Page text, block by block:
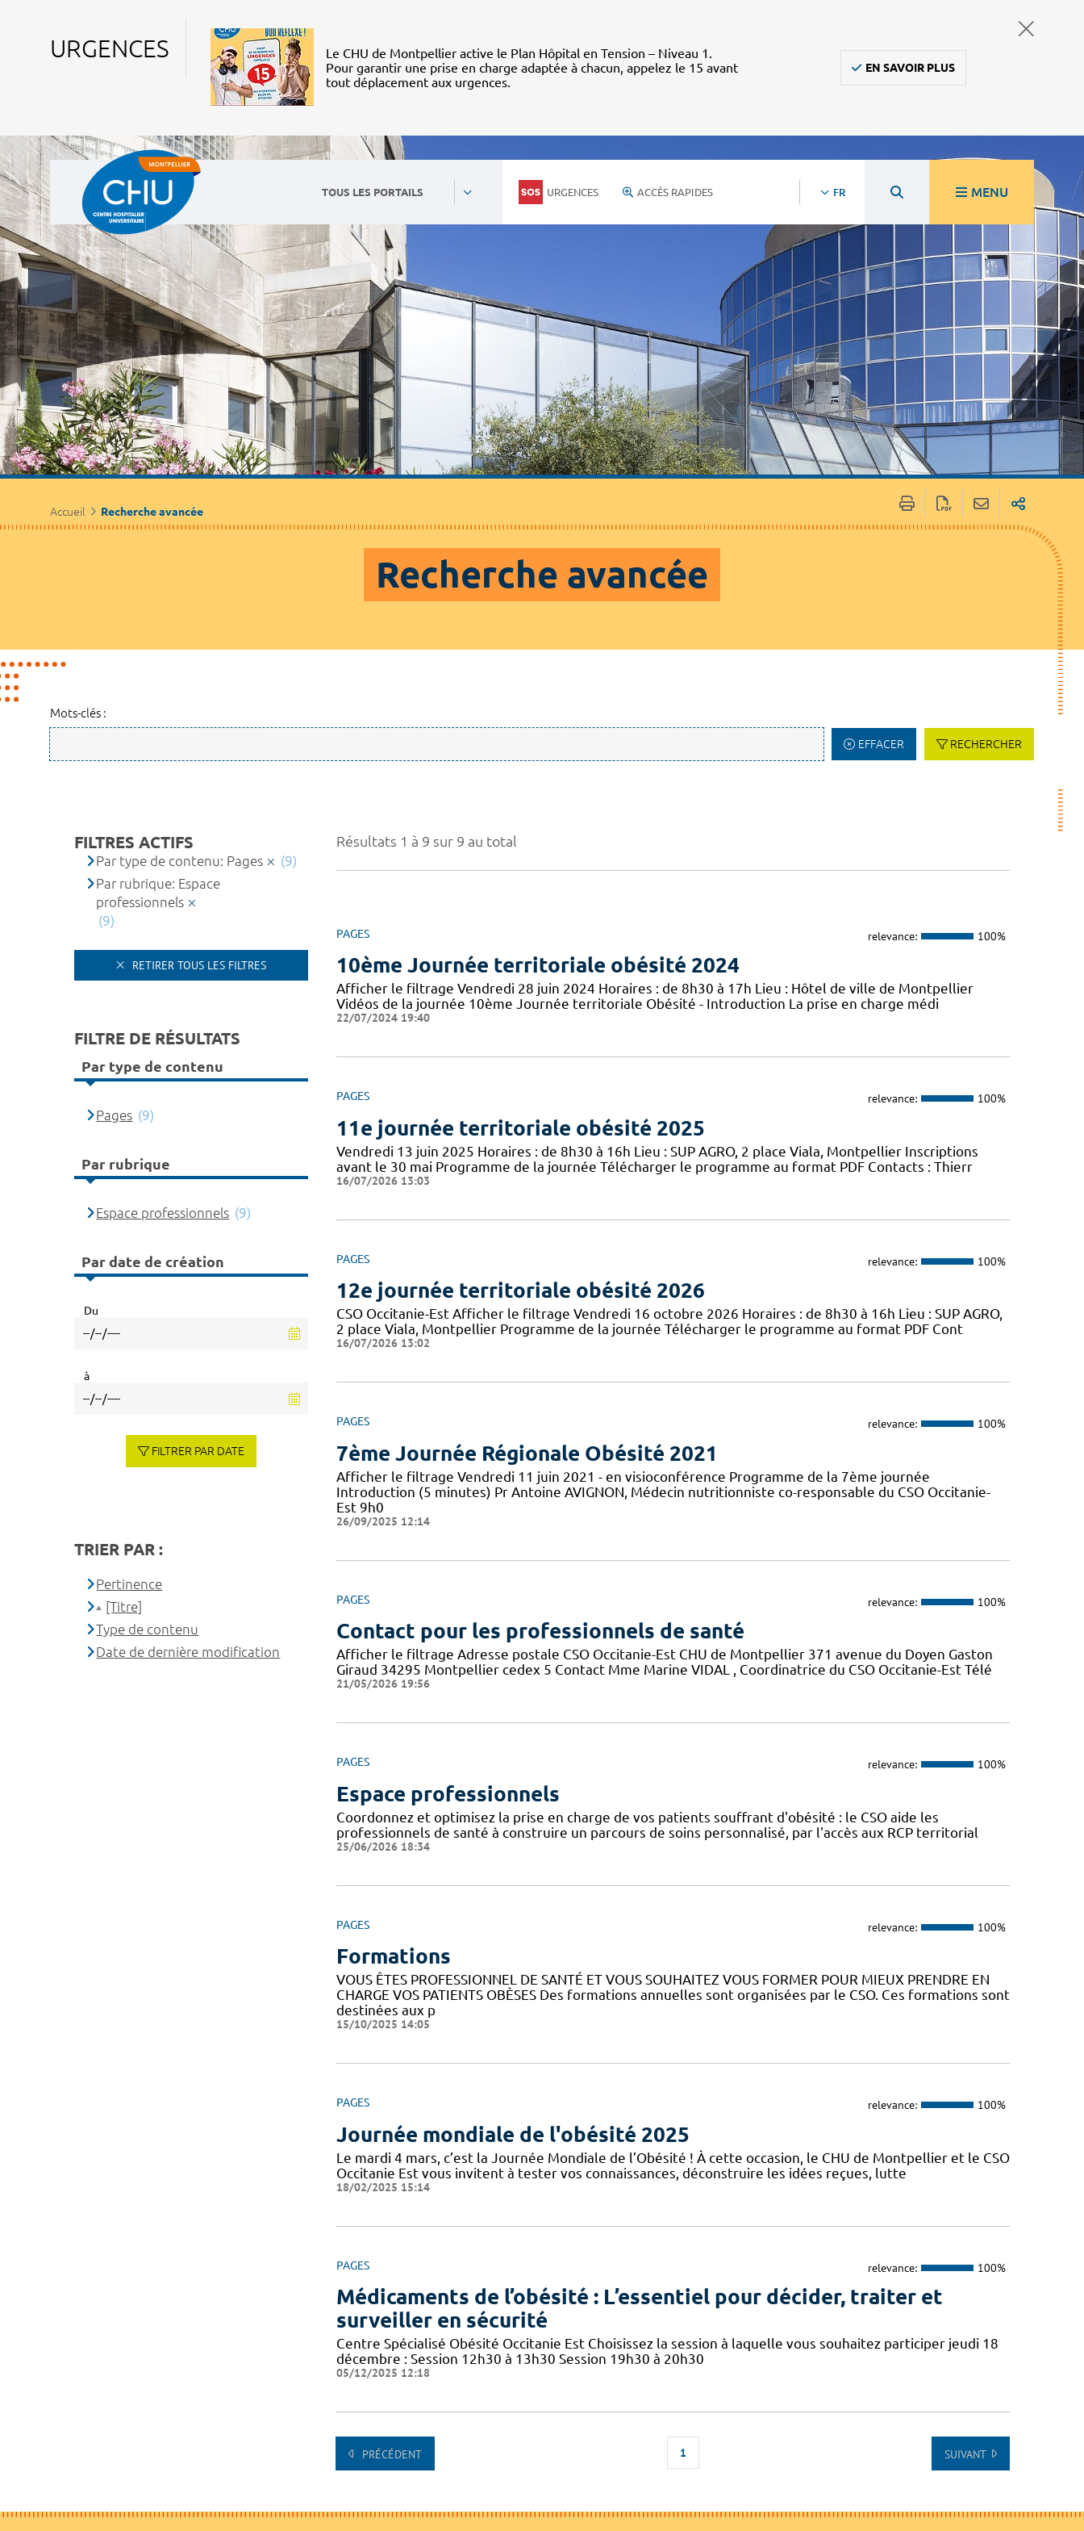
URGENCES
Le CHU de Montpellier active le Plan Hôpital en Tension – Niveau 1.
Pour garantir une prise en charge adaptée à chacun, appelez le 15 avant
tout déplacement aux urgences.
EN SAVOIR PLUS
TOUS LES PORTAILS URGENCES ACCÈS RAPIDES FR MENU
Accueil Recherche avancée
Recherche avancée
Mots-clés :
EFFACER RECHERCHER
Résultats 1 à 9 sur 9 au total
PAGES relevance: 100%
10ème Journée territoriale obésité 2024
Afficher le filtrage Vendredi 28 juin 2024 Horaires : de 8h30 à 17h Lieu : Hôtel de ville de Montpellier
Vidéos de la journée 10ème Journée territoriale Obésité - Introduction La prise en charge médi
22/07/2024 19:40
PAGES relevance: 100%
11e journée territoriale obésité 2025
Vendredi 13 juin 2025 Horaires : de 8h30 à 16h Lieu : SUP AGRO, 2 place Viala, Montpellier Inscriptions
avant le 30 mai Programme de la journée Télécharger le programme au format PDF Contacts : Thierr
16/07/2026 13:03
PAGES relevance: 100%
12e journée territoriale obésité 2026
CSO Occitanie-Est Afficher le filtrage Vendredi 16 octobre 2026 Horaires : de 8h30 à 16h Lieu : SUP AGRO,
2 place Viala, Montpellier Programme de la journée Télécharger le programme au format PDF Cont
16/07/2026 13:02
PAGES relevance: 100%
7ème Journée Régionale Obésité 2021
Afficher le filtrage Vendredi 11 juin 2021 - en visioconférence Programme de la 7ème journée
Introduction (5 minutes) Pr Antoine AVIGNON, Médecin nutritionniste co-responsable du CSO Occitanie-
Est 9h0
26/09/2025 12:14
PAGES relevance: 100%
Contact pour les professionnels de santé
Afficher le filtrage Adresse postale CSO Occitanie-Est CHU de Montpellier 371 avenue du Doyen Gaston
Giraud 34295 Montpellier cedex 5 Contact Mme Marine VIDAL , Coordinatrice du CSO Occitanie-Est Télé
21/05/2026 19:56
PAGES relevance: 100%
Espace professionnels
Coordonnez et optimisez la prise en charge de vos patients souffrant d'obésité : le CSO aide les
professionnels de santé à construire un parcours de soins personnalisé, par l'accès aux RCP territorial
25/06/2026 18:34
PAGES relevance: 100%
Formations
VOUS ÊTES PROFESSIONNEL DE SANTÉ ET VOUS SOUHAITEZ VOUS FORMER POUR MIEUX PRENDRE EN
CHARGE VOS PATIENTS OBÈSES Des formations annuelles sont organisées par le CSO. Ces formations sont
destinées aux p
15/10/2025 14:05
PAGES relevance: 100%
Journée mondiale de l'obésité 2025
Le mardi 4 mars, c’est la Journée Mondiale de l’Obésité ! À cette occasion, le CHU de Montpellier et le CSO
Occitanie Est vous invitent à tester vos connaissances, déconstruire les idées reçues, lutte
18/02/2025 15:14
PAGES relevance: 100%
Médicaments de l’obésité : L’essentiel pour décider, traiter et
surveiller en sécurité
Centre Spécialisé Obésité Occitanie Est Choisissez la session à laquelle vous souhaitez participer jeudi 18
décembre : Session 12h30 à 13h30 Session 19h30 à 20h30
05/12/2025 12:18
PRÉCÉDENT 1 SUIVANT
FILTRES ACTIFS
Par type de contenu: Pages
(9)
Par rubrique: Espace
professionnels
(9)
RETIRER TOUS LES FILTRES
FILTRE DE RÉSULTATS
Par type de contenu
Pages (9)
Par rubrique
Espace professionnels (9)
Par date de création
Du
à
FILTRER PAR DATE
TRIER PAR :
Pertinence
[Titre]
Type de contenu
Date de dernière modification